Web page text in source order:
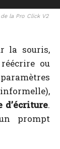
la Pro Click V2
la souris,
ou
d’écriture.
prompt